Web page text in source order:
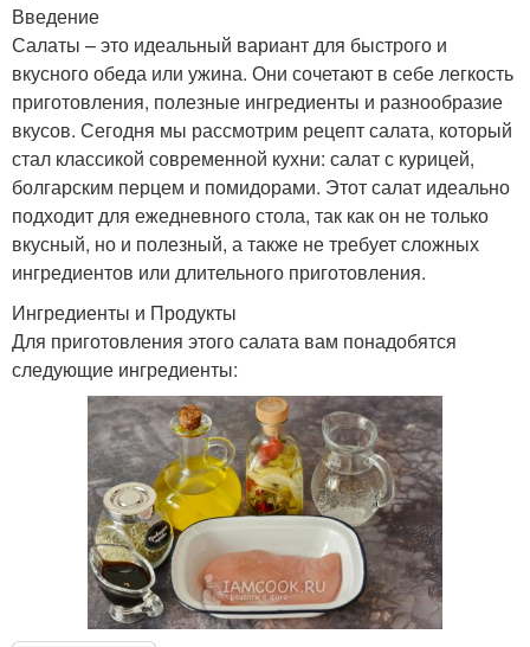
Введение
Салаты – это идеальный вариант для быстрого и
вкусного обеда или ужина. Они сочетают в себе легкость
приготовления, полезные ингредиенты и разнообразие
вкусов. Сегодня мы рассмотрим рецепт салата, который
стал классикой современной кухни: салат с курицей,
болгарским перцем и помидорами. Этот салат идеально
подходит для ежедневного стола, так как он не только
вкусный, но и полезный, а также не требует сложных
ингредиентов или длительного приготовления.
Ингредиенты и Продукты
Для приготовления этого салата вам понадобятся
следующие ингредиенты: